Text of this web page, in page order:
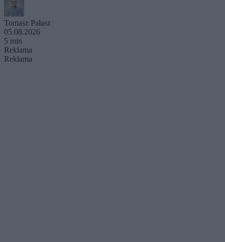
Tomasz Pałasz
05.08.2026
5 min
Reklama
Reklama